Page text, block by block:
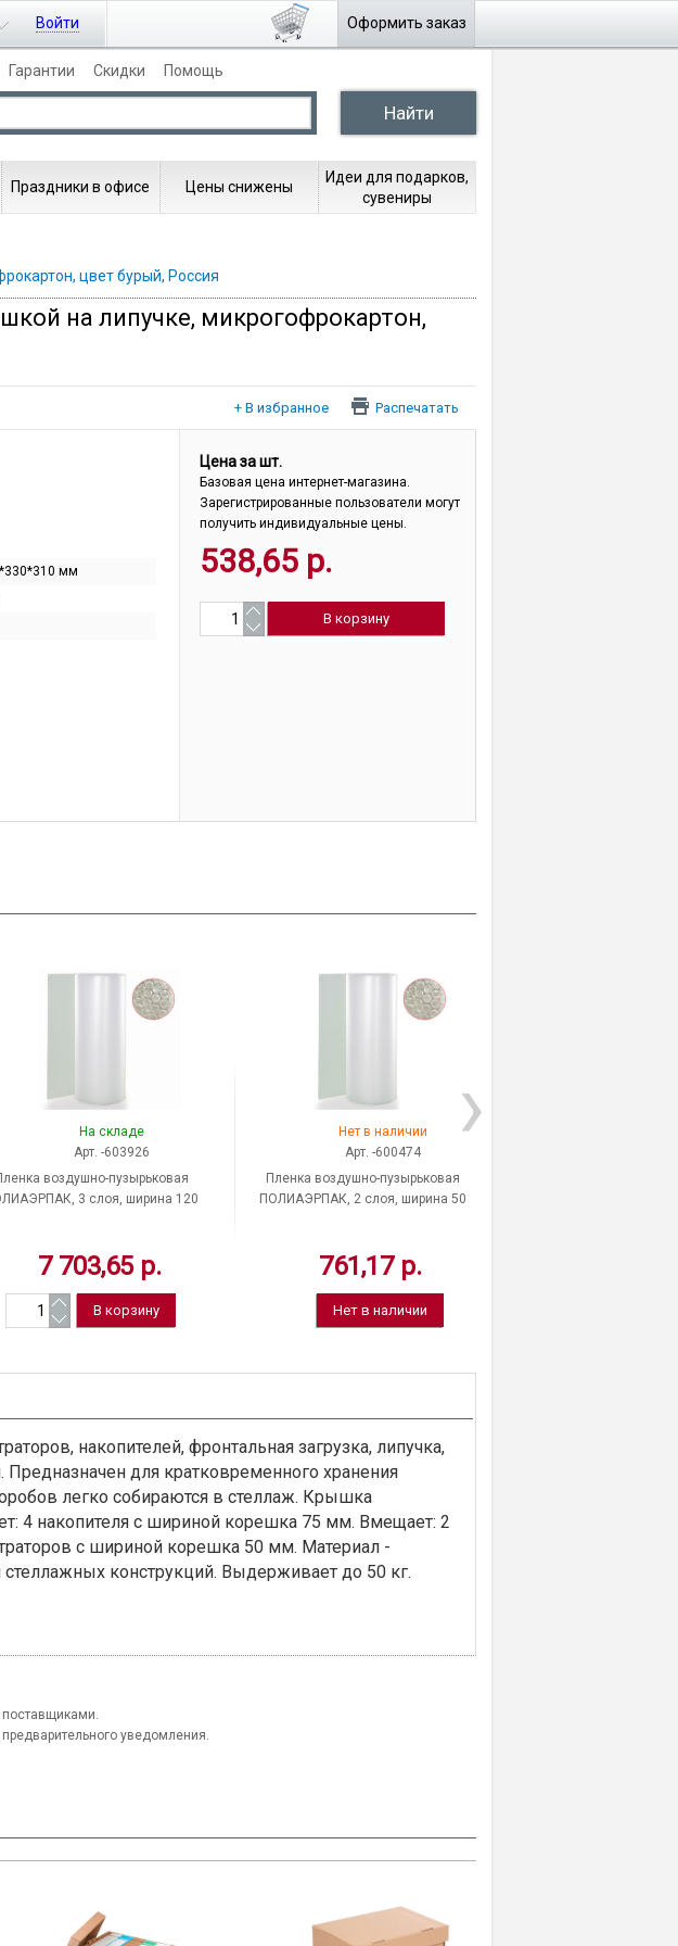
Оформить заказ
Войти
Гарантии Скидки Помощь
Праздники в офисе Цены снижены
Идеи для подарков,
сувениры
цвет бурый, Россия
на липучке, микрогофрокартон,
Распечатать
мм
Цена за шт.
Базовая цена интернет-магазина.
Зарегистрированные пользователи могут
получить индивидуальные цены.
538,65 р.
На складе
Арт. -603926
воздушно-пузырьковая
3 слоя, ширина 120
7 703,65 р.
Нет в наличии
Арт. -600474
Пленка воздушно-пузырьковая
ПОЛИАЭРПАК, 2 слоя, ширина 50
761,17 р.
Нет в наличии
накопителей, фронтальная загрузка, липучка,
для кратковременного хранения
легко собираются в стеллаж. Крышка
4 накопителя с шириной корешка 75 мм. Вмещает: 2
с шириной корешка 50 мм. Материал -
конструкций. Выдерживает до 50 кг.
поставщиками.
уведомления.